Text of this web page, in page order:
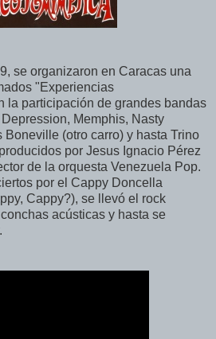
se organizaron en Caracas una
"Experiencias
la participación de grandes bandas
Memphis, Nasty
Boneville (otro carro) y hasta Trino
por Jesus Ignacio Pérez
de la orquesta Venezuela Pop.
por el Cappy Doncella
Cappy?), se llevó el rock
acústicas y hasta se